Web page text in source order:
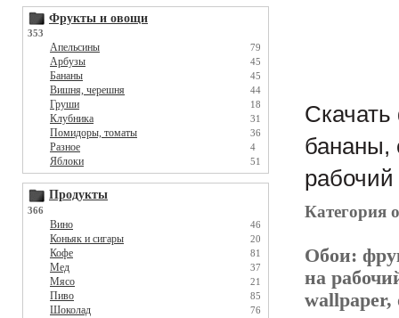
Фрукты и овощи
353
Апельсины 79
Арбузы 45
Бананы 45
Вишня, черешня 44
Груши 18
Клубника 31
Помидоры, томаты 36
Разное 4
Яблоки 51
Продукты
366
Вино 46
Коньяк и сигары 20
Кофе 81
Мед 37
Мясо 21
Пиво 85
Шоколад 76
бананы,
рабочий
Категория
Обои:
на
wallpaper,